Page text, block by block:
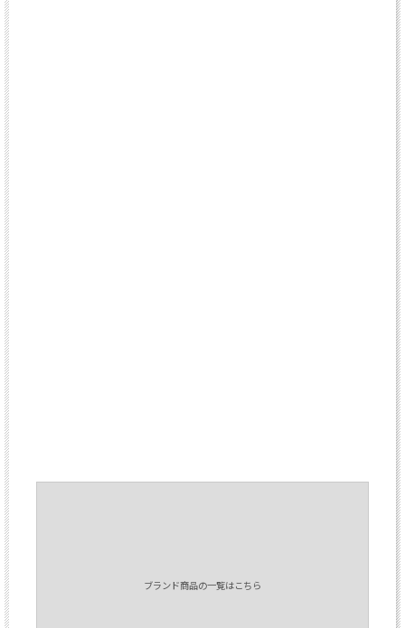
ブランド商品の一覧はこちら